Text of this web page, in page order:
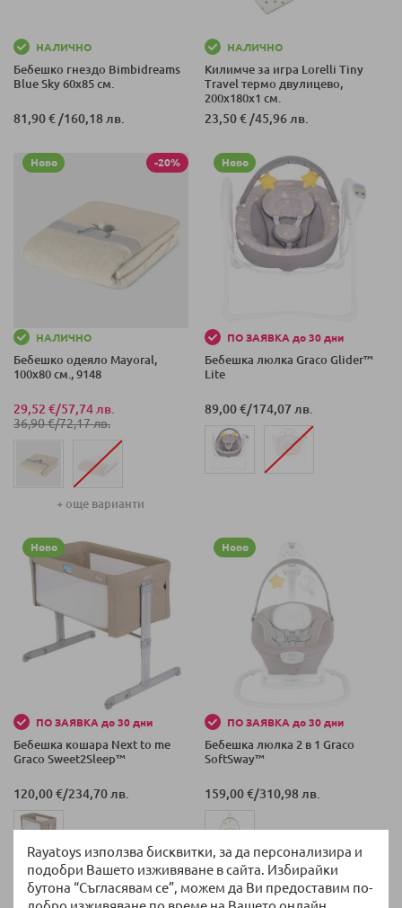
Rayatoys използва бисквитки, за да персонализира и
подобри Вашето изживяване в сайта. Избирайки
бутона “Съгласявам се”, можем да Ви предоставим по-
НАЛИЧНО
Бебешко гнездо Bimbidreams
Blue Sky 60x85 см.
81,90 €/160,18 лв.
НАЛИЧНО
Килимче за игра Lorelli Tiny
Travel термо двулицево,
200x180x1 см.
23,50 €/45,96 лв.
-20%
Ново
НАЛИЧНО
Бебешко одеяло Mayoral,
100х80 см., 9148
29,52 €/57,74 лв.
36,90 €/72,17 лв.
+ още варианти
Ново
ПО ЗАЯВКА до 30 дни
Бебешка люлка Graco Glider™
Lite
89,00 €/174,07 лв.
Ново
ПО ЗАЯВКА до 30 дни
Бебешка кошара Next to me
Graco Sweet2Sleep™
120,00 €/234,70 лв.
Ново
ПО ЗАЯВКА до 30 дни
Бебешка люлка 2 в 1 Graco
SoftSway™
159,00 €/310,98 лв.
Ново Ново